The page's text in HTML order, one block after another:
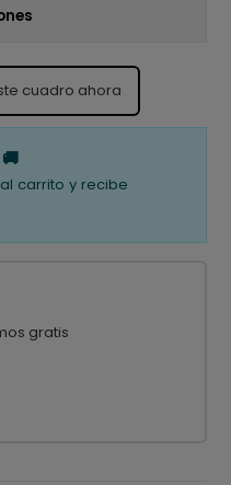
cuadro ahora
al carrito y recibe
gratis